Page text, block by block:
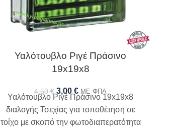
Υαλότουβλο Ριγέ Πράσινο
19x19x8
4,50€ 3,00 € ΜΕ ΦΠΑ
Υαλότουβλο Ριγέ Πράσινο 19x19x8
διαλογής Τσεχίας για τοποθέτηση σε
τοίχο με σκοπό την φωτοδιαπερατότητα